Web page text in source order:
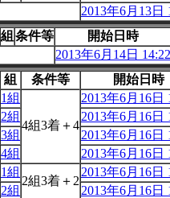
2013年6月13日
組 条件等
開始日時
2013年6月14日 14:22
組 条件等
開始日時
1組
4組3着＋4
2013年6月16日
2組
2013年6月16日
3組
2013年6月16日
4組
2013年6月16日
1組
2組3着＋2
2013年6月16日
2組
2013年6月16日